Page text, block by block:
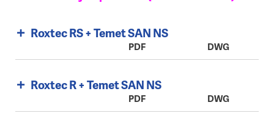
Roxtec RS + Temet SAN NS
PDF DWG
Roxtec R + Temet SAN NS
PDF DWG